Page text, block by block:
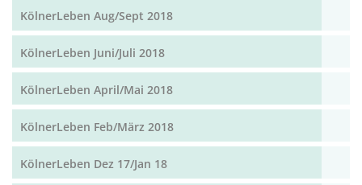
KölnerLeben Aug/Sept 2018
KölnerLeben Juni/Juli 2018
KölnerLeben April/Mai 2018
KölnerLeben Feb/März 2018
KölnerLeben Dez 17/Jan 18